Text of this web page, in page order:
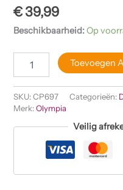
€39,99
Beschikbaarheid:Op
Toevoegen
SKU:CP697 Categorieën:
Merk:Olympia
Veilig